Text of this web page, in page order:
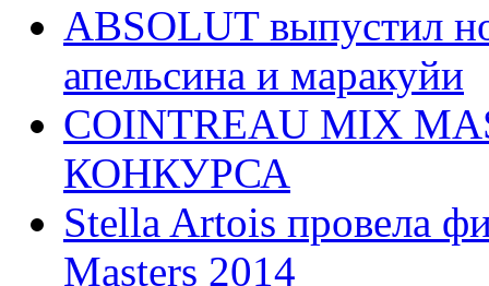
ABSOLUT выпустил
апельсина и маракуйи
COINTREAU MIX
КОНКУРСА
Stella Artois провела
Masters 2014